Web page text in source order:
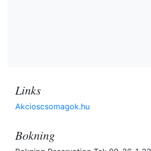
Links
Akcioscsomagok.hu
Bokning